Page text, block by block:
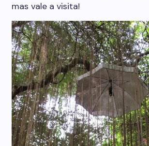
mas vale a visita!